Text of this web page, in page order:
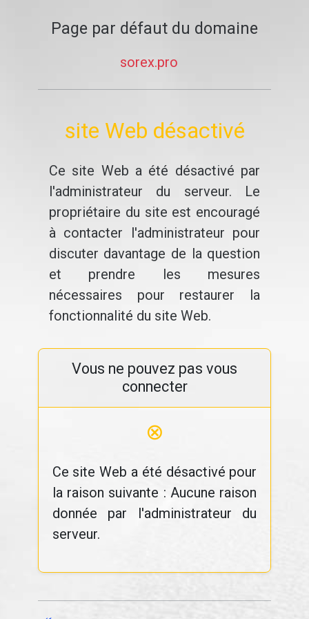
Page par défaut du domaine
sorex.pro
site Web désactivé
Ce site Web a été désactivé par
l'administrateur du serveur. Le
propriétaire du site est encouragé
à contacter l'administrateur pour
discuter davantage de la question
et prendre les mesures
nécessaires pour restaurer la
fonctionnalité du site Web.
Vous ne pouvez pas vous
connecter
⊗
Ce site Web a été désactivé pour
la raison suivante : Aucune raison
donnée par l'administrateur du
serveur.